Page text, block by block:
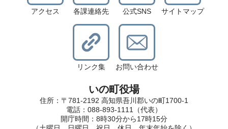
いの町役場
住所：〒781-2192 高知県吾川郡いの町1700-1
電話：088-893-1111（代表）
開庁時間：8時30分から17時15分
アクセス 各課連絡先 公式SNS サイトマップ
リンク集 お問い合わせ